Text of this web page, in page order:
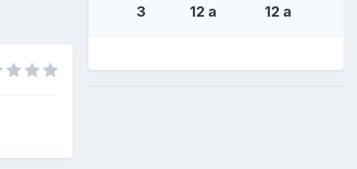
3 12 a 12 a